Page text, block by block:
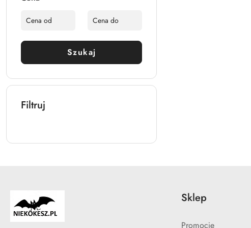
Szukaj
Filtruj
Sklep
Promocje